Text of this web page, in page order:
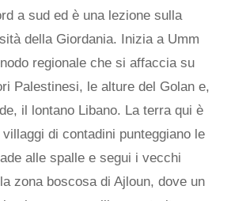
a sud ed è una lezione sulla
della Giordania. Inizia a Umm
regionale che si affaccia su
Palestinesi, le alture del Golan e,
il lontano Libano. La terra qui è
di contadini punteggiano le
alle spalle e segui i vecchi
zona boscosa di Ajloun, dove un